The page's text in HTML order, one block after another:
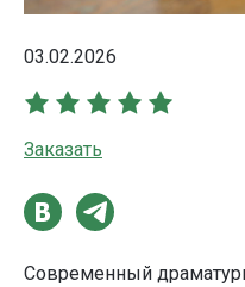
03.02.2026
Заказать
Современный